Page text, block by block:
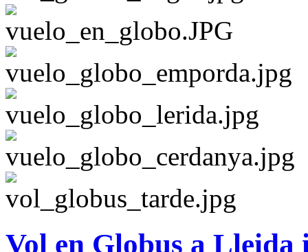
Vol en Globus a Lleida